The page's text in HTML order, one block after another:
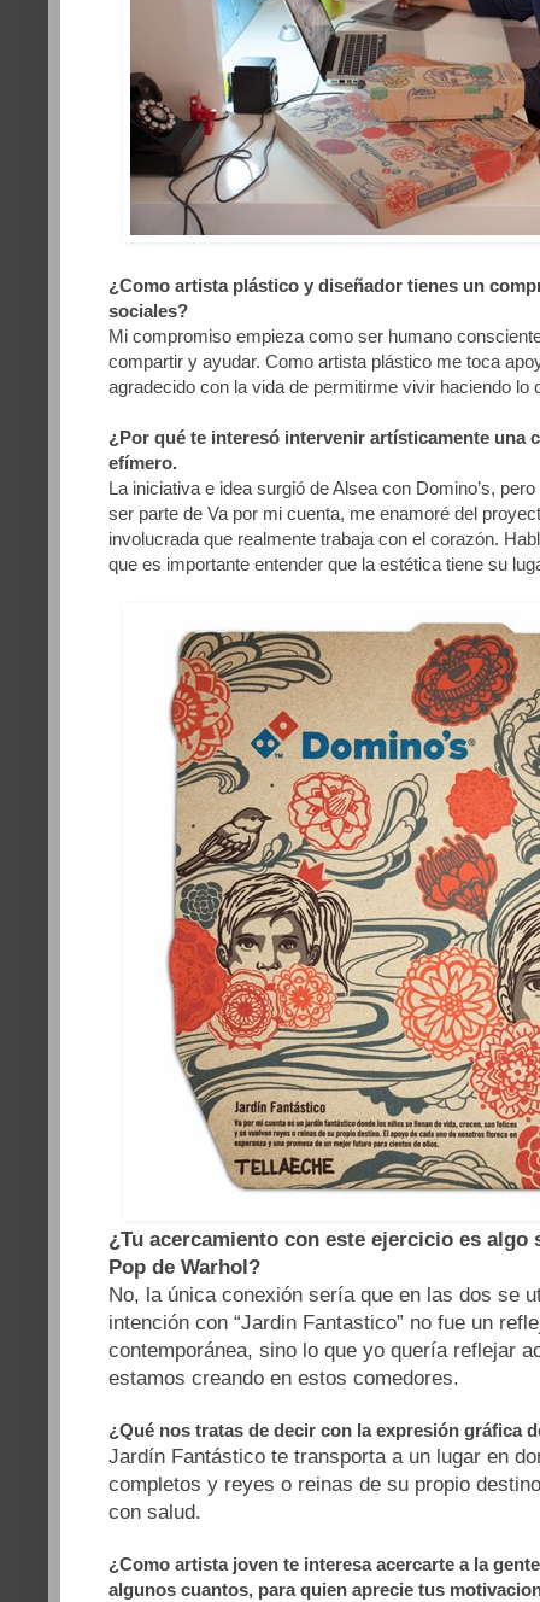
¿Como artista plástico y diseñador tienes un
sociales?
Mi compromiso empieza como ser humano
compartir y ayudar. Como artista plástico me toca
agradecido con la vida de permitirme vivir haciendo lo
¿Por qué te interesó intervenir artísticamente una
efímero.
La iniciativa e idea surgió de Alsea con Domino’s,
ser parte de Va por mi cuenta, me enamoré del
involucrada que realmente trabaja con el corazón.
que es importante entender que la estética tiene su
¿Tu acercamiento con este ejercicio es algo
Pop de Warhol?
No, la única conexión sería que en las dos se
intención con “Jardin Fantastico” no fue un
contemporánea, sino lo que yo quería reflejar
estamos creando en estos comedores.
¿Qué nos tratas de decir con la expresión gráfica
Jardín Fantástico te transporta a un lugar en
completos y reyes o reinas de su propio
con salud.
¿Como artista joven te interesa acercarte a la
algunos cuantos, para quien aprecie tus